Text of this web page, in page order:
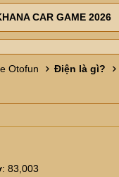
CAR GAME 2026
Otofun Điện là gì?
83,003